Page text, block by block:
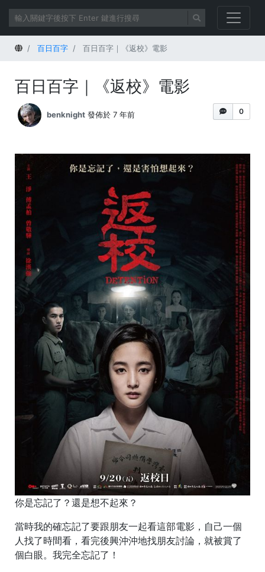
首頁 百日百字 百日百字｜《返校》電影
百日百字｜《返校》電影
0
benknight 發佈於 7 年前
你是忘記了？還是想不起來？
當時我的確忘記了要跟朋友一起看這部電影，自己一個
人找了時間看，看完後興沖沖地找朋友討論，就被賞了
個白眼。我完全忘記了！